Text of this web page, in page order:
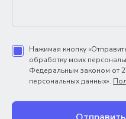
Нажимая кнопку
обработку моих
Федеральным законом от
персональных данных».